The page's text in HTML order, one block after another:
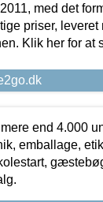
med det
priser,
Klik her for at
end 4.000
emballage,